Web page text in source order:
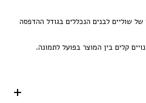
קלים בין המוצר בפועל לתמונה.